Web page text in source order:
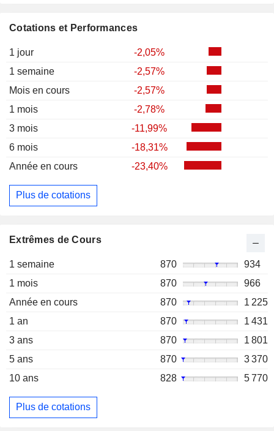
Cotations et Performances
1 jour
-2,05%
1 semaine
-2,57%
Mois en cours
-2,57%
1 mois
-2,78%
3 mois
-11,99%
6 mois
-18,31%
Année en cours
-23,40%
Plus de cotations
Extrêmes de Cours
1 semaine 870
934
1 mois
870
966
Année en cours
870
1 225
1 an
870
1 431
3 ans
870
1 801
5 ans
870
3 370
10 ans
828 5 770
Plus de cotations